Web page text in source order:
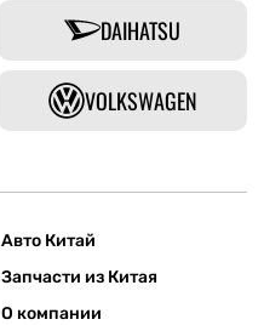
DAIHATSU
VOLKSWAGEN
Авто Китай
Запчасти из Китая
О компании